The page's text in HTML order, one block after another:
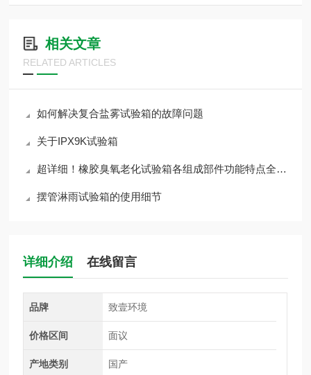
相关文章
RELATED ARTICLES
如何解决复合盐雾试验箱的故障问题
关于IPX9K试验箱
超详细！橡胶臭氧老化试验箱各组成部件功能特点全解析
摆管淋雨试验箱的使用细节
详细介绍 在线留言
品牌 致壹环境
价格区间 面议
产地类别 国产